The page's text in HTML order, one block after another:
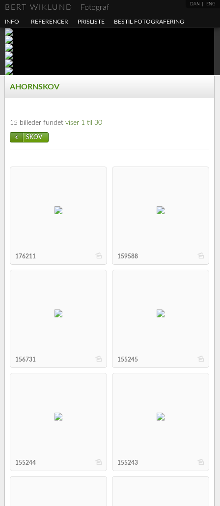
DAN ENG
BERT WIKLUND Fotograf
INFO REFERENCER PRISLISTE BESTIL FOTOGRAFERING
AHORNSKOV
15 billeder fundet viser 1 til 30
SKOV
b
176211 b
159588
b
156731 b
155245
b
155244 b
155243